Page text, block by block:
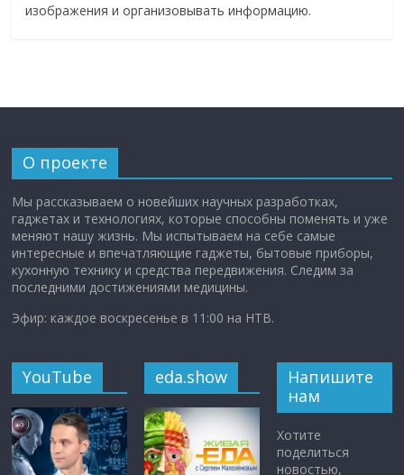
изображения и организовывать информацию.
О проекте
Мы рассказываем о новейших научных разработках,
гаджетах и технологиях, которые способны поменять и уже
меняют нашу жизнь. Мы испытываем на себе самые
интересные и впечатляющие гаджеты, бытовые приборы,
кухонную технику и средства передвижения. Следим за
последними достижениями медицины.
Эфир: каждое воскресенье в 11:00 на НТВ.
YouTube eda.show
Напишите
нам
Хотите
поделиться
новостью,